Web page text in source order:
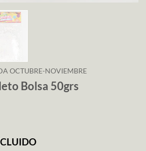
OCTUBRE-NOVIEMBRE
Bolsa 50grs